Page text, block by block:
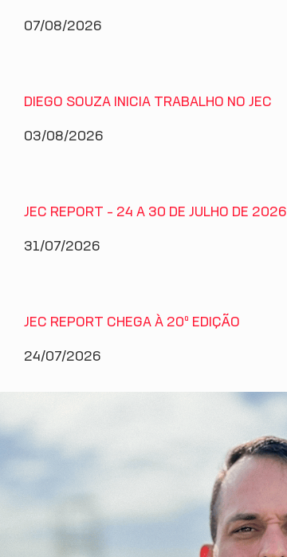
07/08/2026
DIEGO SOUZA INICIA TRABALHO NO JEC
03/08/2026
JEC REPORT – 24 A 30 DE JULHO DE 2026
31/07/2026
JEC REPORT CHEGA À 20ª EDIÇÃO
24/07/2026